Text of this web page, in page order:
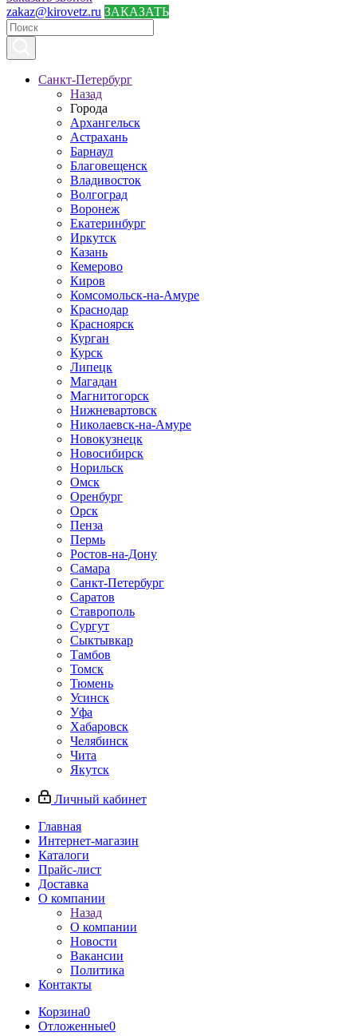
zakaz@kirovetz.ru ЗАКАЗАТЬ
Санкт-Петербург
Назад
Города
Архангельск
Астрахань
Барнаул
Благовещенск
Владивосток
Волгоград
Воронеж
Екатеринбург
Иркутск
Казань
Кемерово
Киров
Комсомольск-на-Амуре
Краснодар
Красноярск
Курган
Курск
Липецк
Магадан
Магнитогорск
Нижневартовск
Николаевск-на-Амуре
Новокузнецк
Новосибирск
Норильск
Омск
Оренбург
Орск
Пенза
Пермь
Ростов-на-Дону
Самара
Санкт-Петербург
Саратов
Ставрополь
Сургут
Сыктывкар
Тамбов
Томск
Тюмень
Усинск
Уфа
Хабаровск
Челябинск
Чита
Якутск
Личный кабинет
Главная
Интернет-магазин
Каталоги
Прайс-лист
Доставка
О компании
Назад
О компании
Новости
Вакансии
Политика
Контакты
Корзина0
Отложенные0